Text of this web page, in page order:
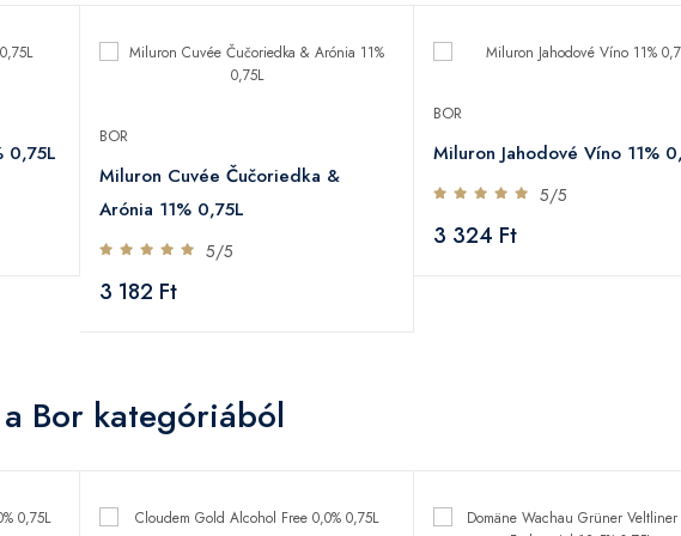
0,75L
BOR
Miluron Cuvée Čučoriedka &
Arónia 11% 0,75L
5/5
3 182 Ft
BOR
Miluron Jahodové Víno 11%
5/5
3 324 Ft
Bor kategóriából